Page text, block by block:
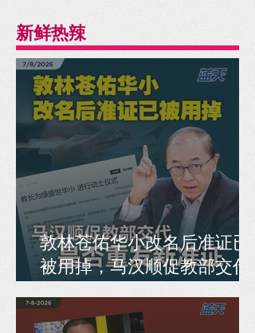
新鲜热辣
敦林苍佑华小改名后准证已
被用掉，马汉顺促教部交代